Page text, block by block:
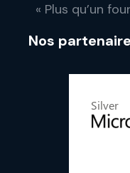
« Plus qu’un
Nos